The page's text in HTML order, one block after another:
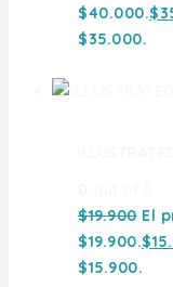
$40.000.$
$35.000.
$19.900 El
$19.900.$
$15.900.